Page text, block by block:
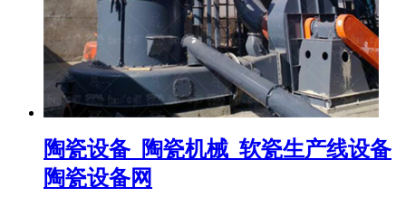
陶瓷设备_陶瓷机械_软瓷生产线设备
陶瓷设备网